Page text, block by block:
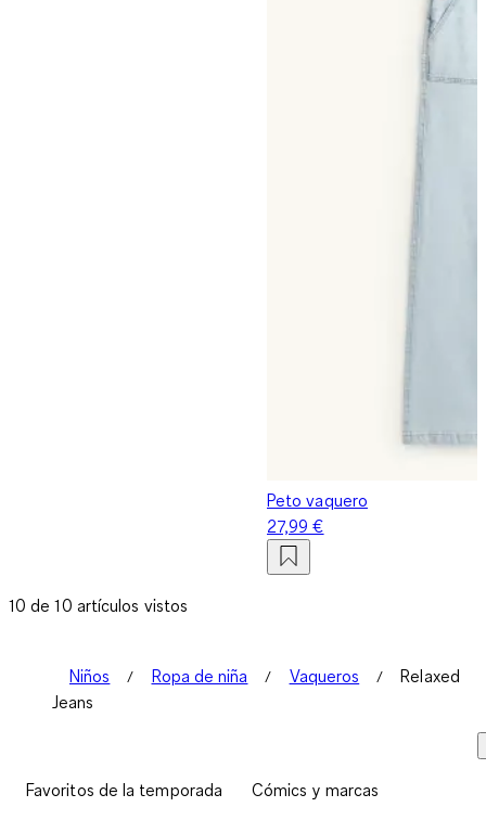
Peto vaquero
27,99 €
10 de 10 artículos vistos
Niños Ropa de niña Vaqueros
Relaxed
Jeans
Favoritos de la temporada Cómics y marcas